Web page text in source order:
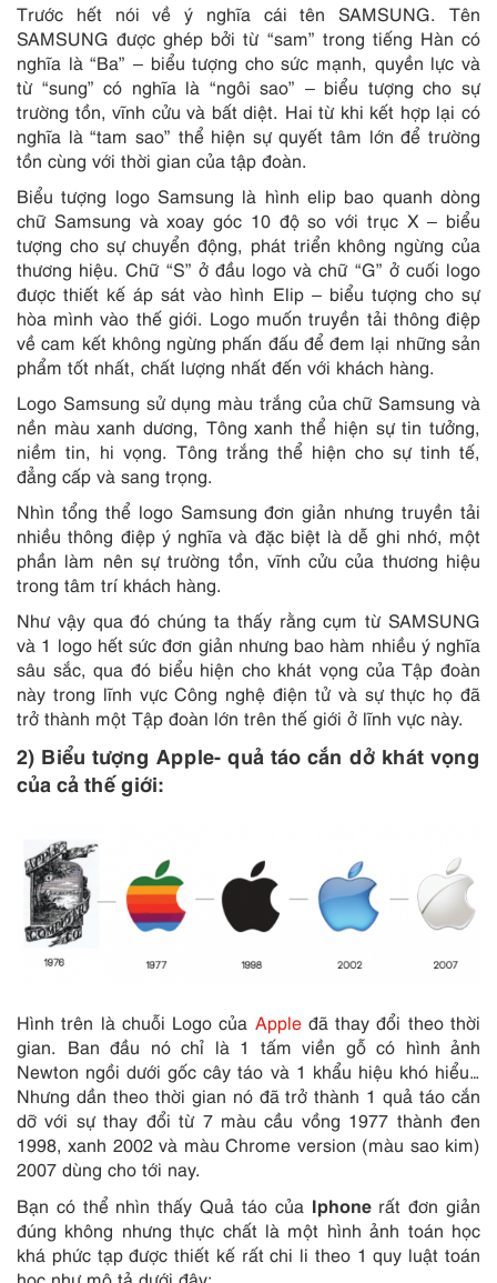
Trước hết nói về ý nghĩa cái tên SAMSUNG. Tên
SAMSUNG được ghép bởi từ “sam” trong tiếng Hàn có
nghĩa là “Ba” – biểu tượng cho sức mạnh, quyền lực và
từ “sung” có nghĩa là “ngôi sao” – biểu tượng cho sự
trường tồn, vĩnh cửu và bất diệt. Hai từ khi kết hợp lại có
nghĩa là “tam sao” thể hiện sự quyết tâm lớn để trường
tồn cùng với thời gian của tập đoàn.
Biểu tượng logo Samsung là hình elip bao quanh dòng
chữ Samsung và xoay góc 10 độ so với trục X – biểu
tượng cho sự chuyển động, phát triển không ngừng của
thương hiệu. Chữ “S” ở đầu logo và chữ “G” ở cuối logo
được thiết kế áp sát vào hình Elip – biểu tượng cho sự
hòa mình vào thế giới. Logo muốn truyền tải thông điệp
về cam kết không ngừng phấn đấu để đem lại những sản
phẩm tốt nhất, chất lượng nhất đến với khách hàng.
Logo Samsung sử dụng màu trắng của chữ Samsung và
nền màu xanh dương, Tông xanh thể hiện sự tin tưởng,
niềm tin, hi vọng. Tông trắng thể hiện cho sự tinh tế,
đẳng cấp và sang trọng.
Nhìn tổng thể logo Samsung đơn giản nhưng truyền tải
nhiều thông điệp ý nghĩa và đặc biệt là dễ ghi nhớ, một
phần làm nên sự trường tồn, vĩnh cửu của thương hiệu
trong tâm trí khách hàng.
Như vậy qua đó chúng ta thấy rằng cụm từ SAMSUNG
và 1 logo hết sức đơn giản nhưng bao hàm nhiều ý nghĩa
sâu sắc, qua đó biểu hiện cho khát vọng của Tập đoàn
này trong lĩnh vực Công nghệ điện tử và sự thực họ đã
trở thành một Tập đoàn lớn trên thế giới ở lĩnh vực này.
2) Biểu tượng Apple- quả táo cắn dở khát vọng
của cả thế giới:
Hình trên là chuỗi Logo của Appleđã thay đổi theo thời
gian. Ban đầu nó chỉ là 1 tấm viền gỗ có hình ảnh
Newton ngồi dưới gốc cây táo và 1 khẩu hiệu khó hiểu…
Nhưng dần theo thời gian nó đã trở thành 1 quả táo cắn
dỡ với sự thay đổi từ 7 màu cầu vồng 1977 thành đen
1998, xanh 2002 và màu Chrome version (màu sao kim)
2007 dùng cho tới nay.
Bạn có thể nhìn thấy Quả táo của Iphonerất đơn giản
đúng không nhưng thực chất là một hình ảnh toán học
khá phức tạp được thiết kế rất chi li theo 1 quy luật toán